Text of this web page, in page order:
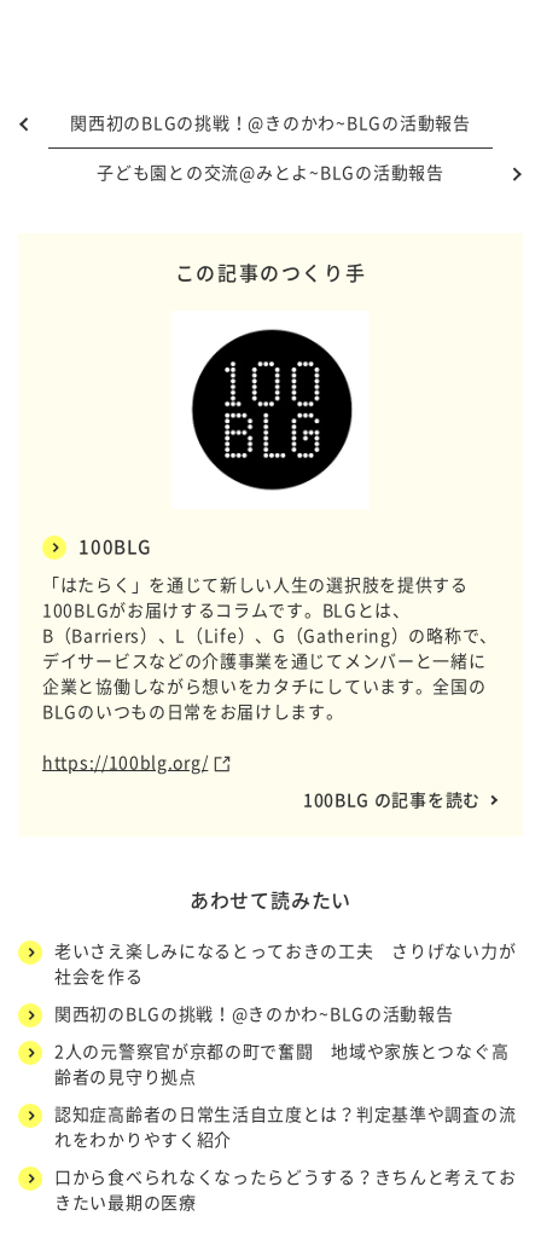
関西初のBLGの挑戦！@きのかわ~BLGの活動報告
子ども園との交流@みとよ~BLGの活動報告
この記事のつくり手
100BLG
「はたらく」を通じて新しい人生の選択肢を提供する
100BLGがお届けするコラムです。BLGとは、
B（Barriers）、L（Life）、G（Gathering）の略称で、
デイサービスなどの介護事業を通じてメンバーと一緒に
企業と協働しながら想いをカタチにしています。全国の
BLGのいつもの日常をお届けします。
https://100blg.org/
100BLG の記事を読む
あわせて読みたい
老いさえ楽しみになるとっておきの工夫 さりげない力が
社会を作る
関西初のBLGの挑戦！@きのかわ~BLGの活動報告
2人の元警察官が京都の町で奮闘 地域や家族とつなぐ高
齢者の見守り拠点
認知症高齢者の日常生活自立度とは？判定基準や調査の流
れをわかりやすく紹介
口から食べられなくなったらどうする？きちんと考えてお
きたい最期の医療